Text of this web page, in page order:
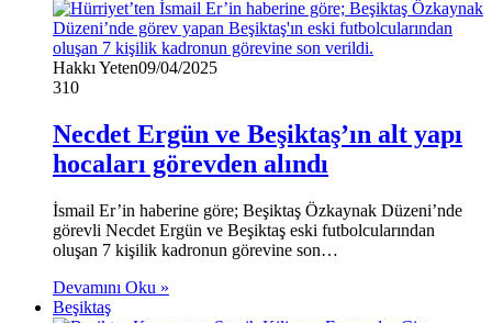
Hakkı Yeten09/04/2025
310
Necdet Ergün ve Beşiktaş’ın alt yapı
hocaları görevden alındı
İsmail Er’in haberine göre; Beşiktaş Özkaynak Düzeni’nde
görevli Necdet Ergün ve Beşiktaş eski futbolcularından
oluşan 7 kişilik kadronun görevine son…
Devamını Oku »
Beşiktaş